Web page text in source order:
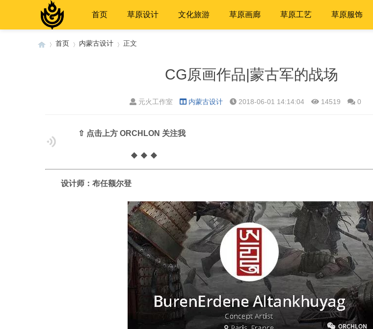
首页 草原设计 文化旅游 草原画廊 草原工艺 草原服饰
首页 内蒙古设计 正文
CG原画作品|蒙古军的战场
元火工作室 内蒙古设计 2018-06-01 14:14:04 14519 0
⇧ 点击上方 ORCHLON 关注我
◆◆ ◆
设计师：布任额尔登